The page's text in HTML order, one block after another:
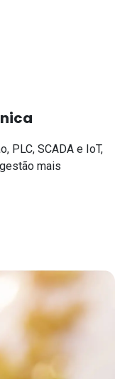
PLC, SCADA e IoT,
mais